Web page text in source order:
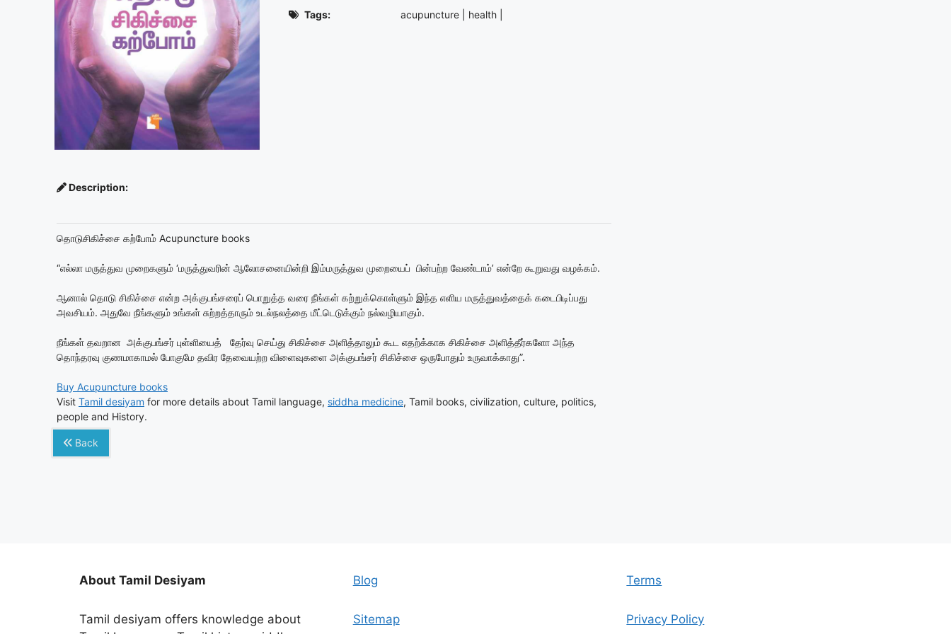
Tags:
acupuncture health
Description:
தொடுசிகிச்சை கற்போம் Acupuncture books
“எல்லா மருத்துவ முறைகளும் ‘மருத்துவரின் ஆலோசனையின்றி இம்மருத்துவ முறையைப் பின்பற்ற வேண்டாம்’ என்றே கூறுவது வழக்கம்.
ஆனால் தொடு சிகிச்சை என்ற அக்குபங்சரைப் பொறுத்த வரை நீங்கள் கற்றுக்கொள்ளும் இந்த எளிய மருத்துவத்தைக் கடைபிடிப்பது
அவசியம். அதுவே நீங்களும் உங்கள் சுற்றத்தாரும் உடல்நலத்தை மீட்டெடுக்கும் நல்வழியாகும்.
நீங்கள் தவறான அக்குபங்சர் புள்ளியைத் தேர்வு செய்து சிகிச்சை அளித்தாலும் கூட எதற்க்காக சிகிச்சை அளித்தீர்களோ அந்த
தொந்தரவு குணமாகாமல் போகுமே தவிர தேவையற்ற விளைவுகளை அக்குபங்சர் சிகிச்சை ஒருபோதும் உருவாக்காது”.
Buy Acupuncture books
Visit Tamil desiyam for more details about Tamil language, siddha medicine, Tamil books, civilization, culture, politics,
people and History.
Back
About Tamil Desiyam
Tamil desiyam offers knowledge about
Blog
Sitemap
Terms
Privacy Policy